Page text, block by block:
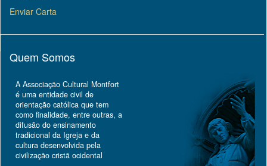
Enviar Carta
Quem Somos
A Associação Cultural Montfort
é uma entidade civil de
orientação católica que tem
como finalidade, entre outras, a
difusão do ensinamento
tradicional da Igreja e da
cultura desenvolvida pela
civilização cristã ocidental